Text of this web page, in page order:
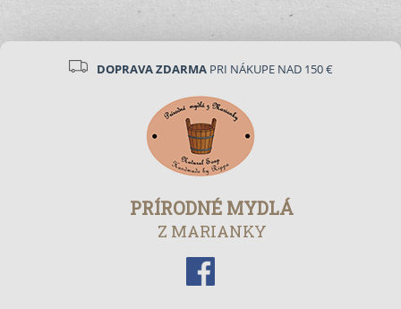
DOPRAVA ZDARMAPRI NÁKUPE NAD 150 €
PRÍRODNÉ MYDLÁ
Z MARIANKY